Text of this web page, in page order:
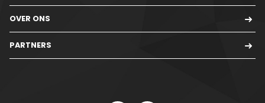
OVER ONS
PARTNERS